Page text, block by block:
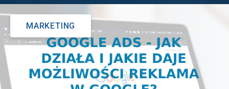
MARKETING